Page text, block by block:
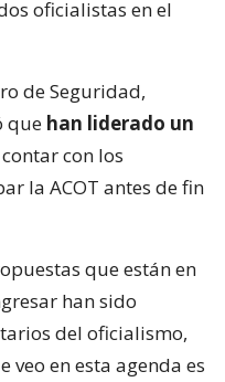
oficialistas en el
de Seguridad,
que han liderado un
con los
la ACOT antes de fin
que están en
han sido
del oficialismo,
veo en esta agenda es